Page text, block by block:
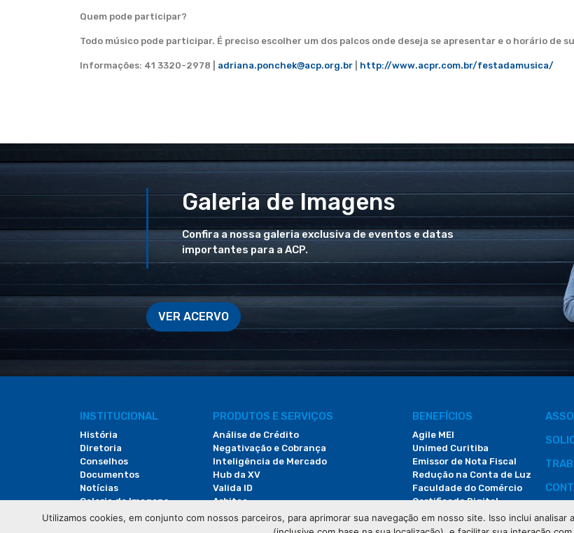
Quem pode participar?
Todo músico pode participar. É preciso escolher um dos palcos onde deseja se apresentar e o horário de
Informações: 41 3320-2978 | adriana.ponchek@acp.org.br http://www.acpr.com.br/festadamusica/
Galeria de Imagens
Confira a nossa galeria exclusiva de eventos e datas
importantes para a ACP.
VER ACERVO
INSTITUCIONAL
História
Diretoria
Conselhos
Documentos
Notícias
Galeria de Imagens
Revista do Comércio
PRODUTOS E SERVIÇOS
Análise de Crédito
Negativação e Cobrança
Inteligência de Mercado
Hub da XV
Valida ID
Arbitac
Locação de Espaços
BENEFÍCIOS
Agile MEI
Unimed Curitiba
Emissor de Nota Fiscal
Redução na Conta de Luz
Faculdade do Comércio
Certificado Digital
Utilizamos cookies, em conjunto com nossos parceiros, para aprimorar sua navegação em nosso site. Isso inclui